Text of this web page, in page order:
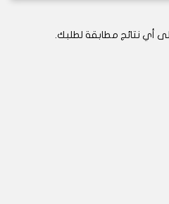
أي نتائج مطابقة لطلبك.